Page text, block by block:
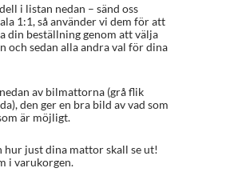
i listan nedan – sänd oss
1:1, så använder vi dem för att
din beställning genom att välja
och sedan alla andra val för dina
av bilmattorna (grå flik
den ger en bra bild av vad som
är möjligt.
hur just dina mattor skall se ut!
i varukorgen.